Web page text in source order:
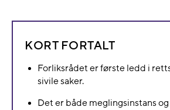
KORT FORTALT
Forliksrådet er første ledd i
sivile saker.
Det er både meglingsinstans